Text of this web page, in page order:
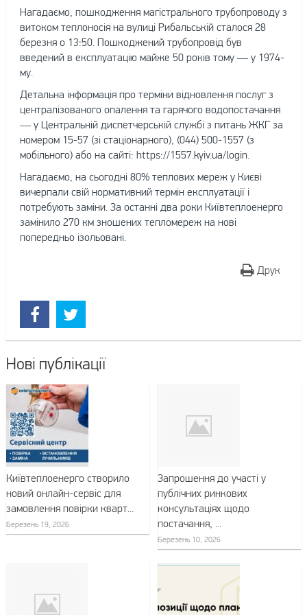
Нагадаємо, пошкодження магістрального трубопроводу з
витоком теплоносія на вулиці Рибальській сталося 28
березня о 13:50. Пошкоджений трубопровід був
введений в експлуатацію майже 50 років тому — у 1974-
му.
Детальна інформація про терміни відновлення послуг з
централізованого опалення та гарячого водопостачання
— у Центральній диспетчерській службі з питань ЖКГ за
номером 15-57 (зі стаціонарного), (044) 500-1557 (з
мобільного) або на сайті: https://1557.kyiv.ua/login.
Нагадаємо, на сьогодні 80% теплових мереж у Києві
вичерпали свій нормативний термін експлуатації і
потребують заміни. За останні два роки Київтеплоенерго
замінило 270 км зношених тепломереж на нові
попередньо ізольовані.
Друк
Нові публікації
Київтеплоенерго створило
новий онлайн-сервіс для
замовлення повірки кварт...
Березень 19, 2026
Запрошення до участі у
публічних ринкових
консультаціях щодо
постачання, ...
Березень 10, 2026